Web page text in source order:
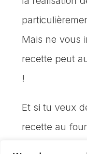
Mais ne vous
recette peut
!
Et si tu veux
recette au